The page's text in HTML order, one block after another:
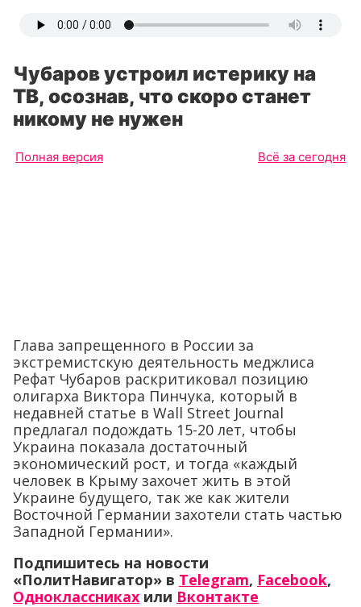
Чубаров устроил истерику на
ТВ, осознав, что скоро станет
никому не нужен
Полная версия Всё за сегодня
Глава запрещенного в России за
экстремистскую деятельность меджлиса
Рефат Чубаров раскритиковал позицию
олигарха Виктора Пинчука, который в
недавней статье в Wall Street Journal
предлагал подождать 15-20 лет, чтобы
Украина показала достаточный
экономический рост, и тогда «каждый
человек в Крыму захочет жить в этой
Украине будущего, так же как жители
Восточной Германии захотели стать частью
Западной Германии».
Подпишитесь на новости
«ПолитНавигатор» в Telegram, Facebook,
Одноклассниках или Вконтакте